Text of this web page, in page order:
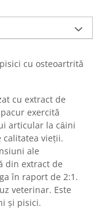
cu osteoartrită
cu extract de
exercită
articular la cȃini
calitatea vieții.
ale
din extract de
în raport de 2:1.
veterinar. Este
şi pisici.